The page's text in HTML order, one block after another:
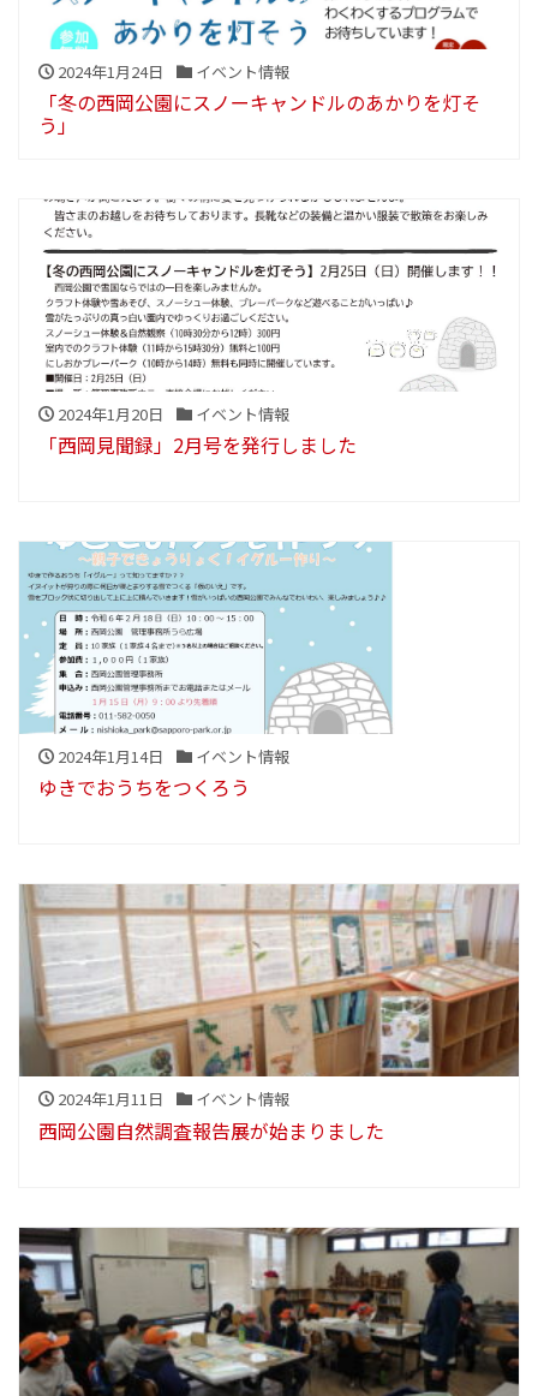
2024年1月24日 イベント情報
「冬の西岡公園にスノーキャンドルのあかりを灯そ
う」
2024年1月20日 イベント情報
「西岡見聞録」2月号を発行しました
2024年1月14日 イベント情報
ゆきでおうちをつくろう
2024年1月11日 イベント情報
西岡公園自然調査報告展が始まりました